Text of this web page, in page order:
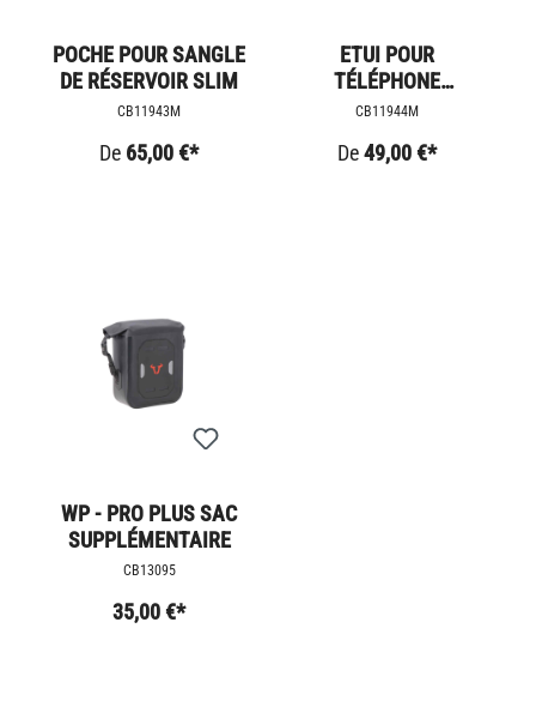
POCHE POUR SANGLE
DE RÉSERVOIR SLIM
CB11943M
De 65,00 €*
ETUI POUR
TÉLÉPHONE
PORTABLE POUR
RÉSERVOIR SLIM
CB11944M
De49,00 €*
WP - PRO PLUS SAC
SUPPLÉMENTAIRE
CB13095
35,00 €*